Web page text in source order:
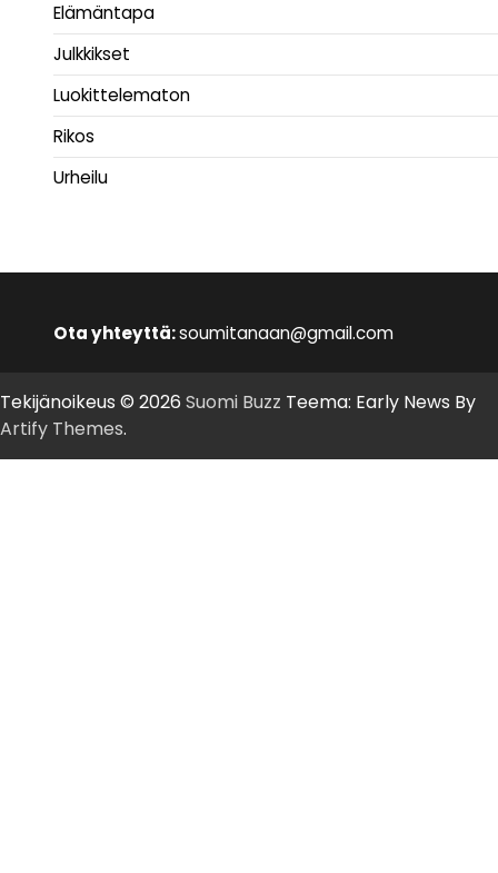
Elämäntapa
Julkkikset
Luokittelematon
Rikos
Urheilu
Ota yhteyttä:soumitanaan@gmail.com
Tekijänoikeus © 2026 Suomi Buzz Teema: Early News By
Artify Themes.